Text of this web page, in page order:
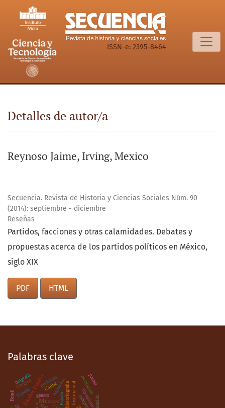
Detalles de autor/a
ISSN-e: 2395-8464
Detalles de autor/a
Reynoso Jaime, Irving, Mexico
Secuencia. Revista de Historia y Ciencias Sociales Núm. 90
(2014): septiembre - diciembre
Reseñas
Partidos, facciones y otras calamidades. Debates y
propuestas acerca de los partidos políticos en México,
siglo XIX
PDF HTML
Palabras clave
México
Estados Unidos Argentinahistoriografíahistoria oralliberalismo
Caribe revolución
Estado
género
España
porfiriato
Uruguay prensa
Brasil
biografía
.